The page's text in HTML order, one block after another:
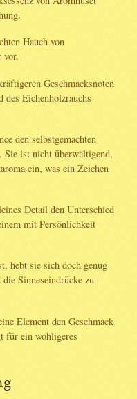
Hauch von
vor.
Geschmacksnoten
Eichenholzrauchs
den selbstgemachten
Sie ist nicht überwältigend,
ein, was ein Zeichen
Detail den Unterschied
mit Persönlichkeit
hebt sie sich doch genug
Sinneseindrücke zu
Element den Geschmack
für ein wohligeres